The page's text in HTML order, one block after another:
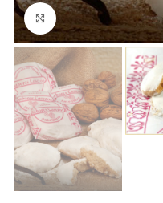
Click to enlarge